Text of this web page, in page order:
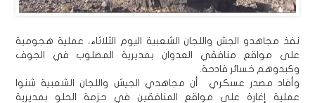
نفذ مجاهدو الجش واللجان الشعبية اليوم الثلاثاء، عملية هجومية
على مواقع منافقي العدوان بمديرية المصلوب في الجوف
وكبدوهم خسائر فادحة.
وأفاد مصدر عسكري أن مجاهدي الجيش واللجان الشعبية شنوا
عملية إغارة على مواقع المنافقين في حزمة الحلو بمديرية